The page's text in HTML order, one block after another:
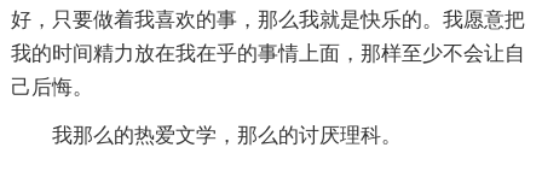
好，只要做着我喜欢的事，那么我就是快乐的。我愿意把
我的时间精力放在我在乎的事情上面，那样至少不会让自
己后悔。
我那么的热爱文学，那么的讨厌理科。